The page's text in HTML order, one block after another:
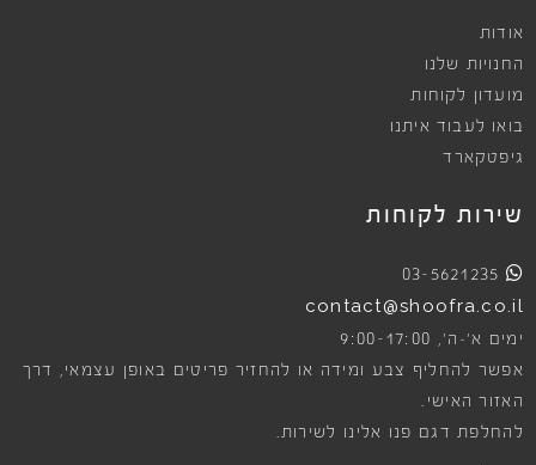
אודות
החנויות שלנו
מועדון לקוחות
בואו לעבוד איתנו
גיפטקארד
שירות לקוחות
03-5621235
contact@shoofra.co.il
ימים א׳-ה׳, 9:00-17:00
אפשר להחליף צבע ומידה או להחזיר פריטים באופן עצמאי, דרך
האזור האישי.
להחלפת דגם פנו אלינו לשירות.